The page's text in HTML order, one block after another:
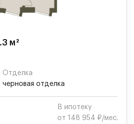
м²
Отделка
черновая отделка
В ипотеку
от 148 954 ₽/мес.